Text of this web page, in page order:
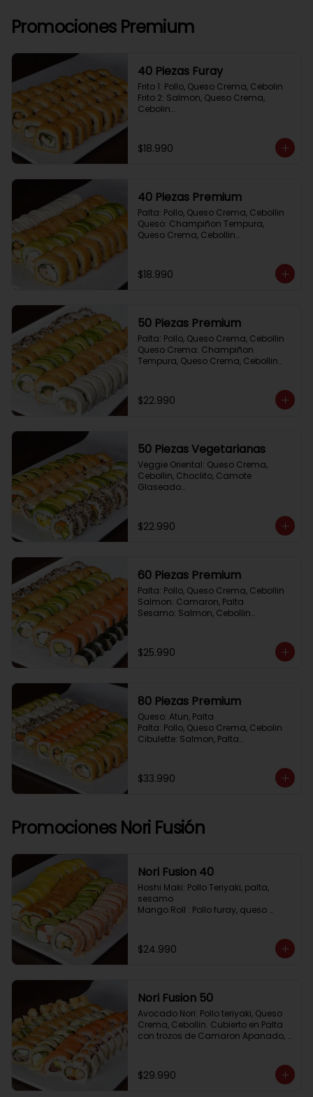
Promociones Premium
40 Piezas Furay
Frito 1: Pollo, Queso Crema, Cebolin
Frito 2: Salmon, Queso Crema,
Cebolin
Frito 4: Kanikama, Queso Crema,
Cebollin
$18.990
40 Piezas Premium
Palta: Pollo, Queso Crema, Cebollin
Queso: Champiñon Tempura,
Queso Crema, Cebollin
Cebollin
$18.990
50 Piezas Premium
Palta: Pollo, Queso Crema, Cebollin
Queso Crema: Champiñon
Tempura, Queso Crema, Cebollin
Cebollin
Frito 2: Pollo, Queso Crema, Cebollin
$22.990
50 Piezas Vegetarianas
Veggie Oriental: Queso Crema,
Cebollin, Choclito, Camote
Glaseado
Avocado Veggie:	Palmito, Choclito,
Queso Crema, Cebollin
Albahaca,  envuelto en almendras
$22.990
60 Piezas Premium
Palta: Pollo, Queso Crema, Cebollin
Salmon: Camaron, Palta
Sesamo: Salmon, Cebollin
Pimenton, Queso Crema
Hosomaki: Pollo Teriyaki
$25.990
80 Piezas Premium
Queso: Atun, Palta
Palta: Pollo, Queso Crema, Cebolin
Cibulette: Salmon, Palta
Frito 1: Champiñon Tempura,
Pimenton, Queso Crema
Cebollin
$33.990
Promociones Nori Fusión
Nori Fusion 40
Hoshi Maki: Pollo Teriyaki, palta,
sesamo
Mango Roll : Pollo furay, queso
Avocado Oriental: Salmon,
Kanikama, Queso crema, cubierto
Salmon, bañado en salsa
Acevichada
$24.990
Nori Fusion 50
Avocado Nori: Pollo teriyaki, Queso
Crema, Cebollin. Cubierto en Palta
con trozos de Camaron Apanado,
Palta, cubierto en Salmon
Shirosakana Oriental: Pescado
$29.990